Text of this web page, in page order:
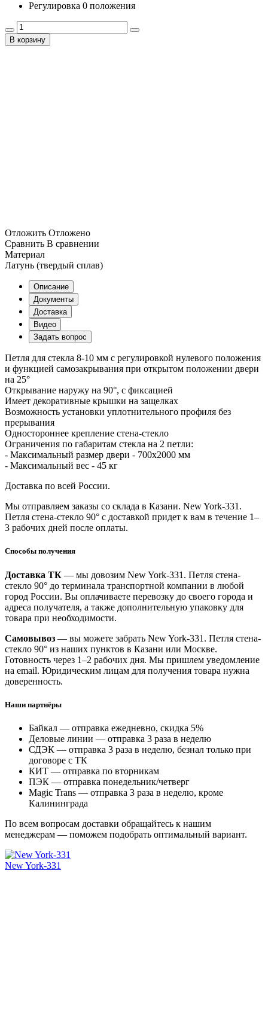
Регулировка 0 положения
В корзину
Отложить Отложено
Сравнить В сравнении
Материал
Латунь (твердый сплав)
Описание
Документы
Доставка
Видео
Задать вопрос
Петля для стекла 8-10 мм с регулировкой нулевого положения
и функцией самозакрывания при открытом положении двери
на 25°
Открывание наружу на 90°, с фиксацией
Имеет декоративные крышки на защелках
Возможность установки уплотнительного профиля без
прерывания
Одностороннее крепление стена-стекло
Ограничения по габаритам стекла на 2 петли:
- Максимальный размер двери - 700х2000 мм
- Максимальный вес - 45 кг
Доставка по всей России.
Мы отправляем заказы со склада в Казани. New York-331.
Петля стена-стекло 90° с доставкой придет к вам в течение 1–
3 рабочих дней после оплаты.
Способы получения
Доставка ТК — мы довозим New York-331. Петля стена-
стекло 90° до терминала транспортной компании в любой
город России. Вы оплачиваете перевозку до своего города и
адреса получателя, а также дополнительную упаковку для
товара при необходимости.
Самовывоз — вы можете забрать New York-331. Петля стена-
стекло 90° из наших пунктов в Казани или Москве.
Готовность через 1–2 рабочих дня. Мы пришлем уведомление
на email. Юридическим лицам для получения товара нужна
доверенность.
Наши партнёры
Байкал — отправка ежедневно, скидка 5%
Деловые линии — отправка 3 раза в неделю
СДЭК — отправка 3 раза в неделю, безнал только при
договоре с ТК
КИТ — отправка по вторникам
ПЭК — отправка понедельник/четверг
Magic Trans — отправка 3 раза в неделю, кроме
Калининграда
По всем вопросам доставки обращайтесь к нашим
менеджерам — поможем подобрать оптимальный вариант.
New York-331